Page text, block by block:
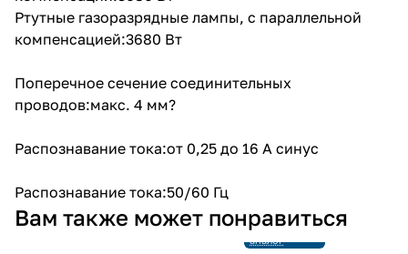
Ртутные газоразрядные лампы, с параллельной
компенсацией:3680 Вт
Поперечное сечение соединительных
проводов:макс. 4 мм?
Распознавание тока:от 0,25 до 16 A синус
Распознавание тока:50/60 Гц
Вам также может понравиться
производства
Ссылка на